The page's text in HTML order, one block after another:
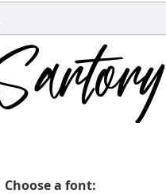
Choose a font: